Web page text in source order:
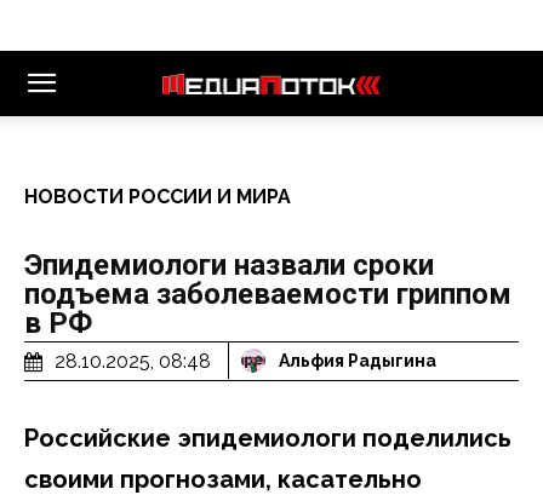
НОВОСТИ РОССИИ И МИРА
Эпидемиологи назвали сроки
подъема заболеваемости гриппом
в РФ
28.10.2025, 08:48 Альфия Радыгина
Российские эпидемиологи поделились
своими прогнозами, касательно